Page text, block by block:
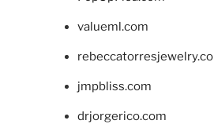
valueml.com
jmpbliss.com
drjorgerico.com